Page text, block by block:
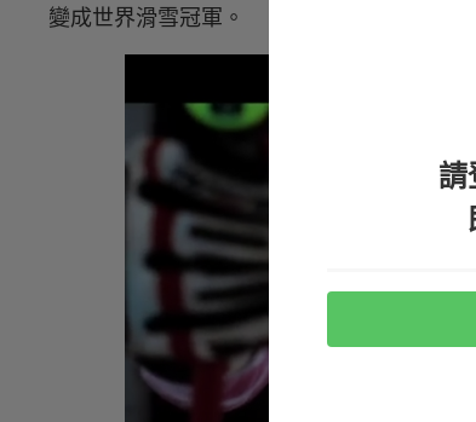
變成世界滑雪冠軍。
請